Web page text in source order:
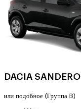
DACIA SANDERO
или подобное (Группа B)